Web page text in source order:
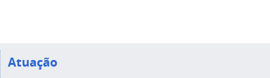
Atuação